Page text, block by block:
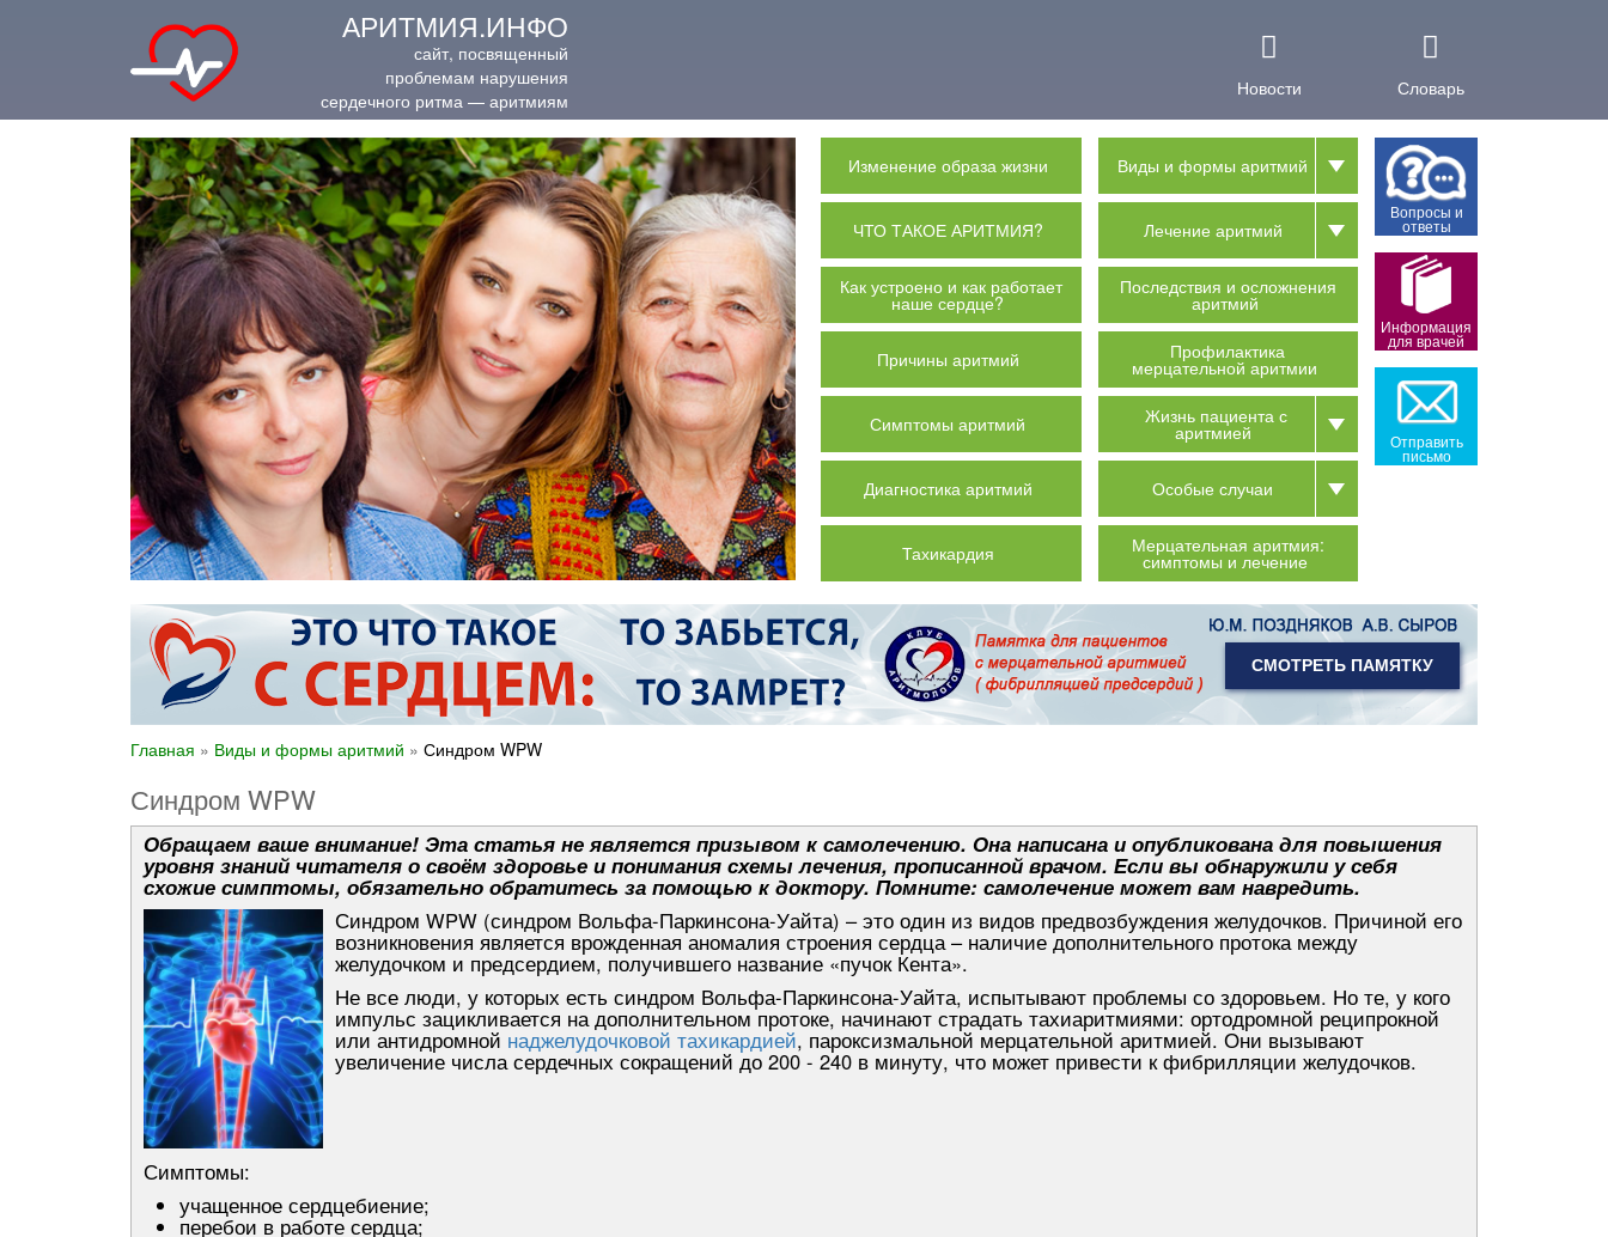
АРИТМИЯ.ИНФО
сайт, посвященный
проблемам нарушения
сердечного ритма — аритмиям
Новости Словарь
Изменение образа жизни
ЧТО ТАКОЕ АРИТМИЯ?
Как устроено и как работает
наше сердце?
Причины аритмий
Симптомы аритмий
Диагностика аритмий
Тахикардия
Виды и формы аритмий
Лечение аритмий
Последствия и осложнения
аритмий
Профилактика
мерцательной аритмии
Жизнь пациента с
аритмией
Особые случаи
Мерцательная аритмия:
симптомы и лечение
Вопросы и
ответы
Информация
для врачей
Отправить
письмо
СМОТРЕТЬ ПАМЯТКУ
Главная » Виды и формы аритмий » Синдром WPW
Синдром WPW
Обращаем ваше внимание! Эта статья не является призывом к самолечению. Она написана и опубликована для повышения
уровня знаний читателя о своём здоровье и понимания схемы лечения, прописанной врачом. Если вы обнаружили у себя
схожие симптомы, обязательно обратитесь за помощью к доктору. Помните: самолечение может вам навредить.
Синдром WPW (синдром Вольфа-Паркинсона-Уайта) – это один из видов предвозбуждения желудочков. Причиной его
возникновения является врожденная аномалия строения сердца – наличие дополнительного протока между
желудочком и предсердием, получившего название «пучок Кента».
Не все люди, у которых есть синдром Вольфа-Паркинсона-Уайта, испытывают проблемы со здоровьем. Но те, у кого
импульс зацикливается на дополнительном протоке, начинают страдать тахиаритмиями: ортодромной реципрокной
или антидромной наджелудочковой тахикардией, пароксизмальной мерцательной аритмией. Они вызывают
увеличение числа сердечных сокращений до 200 - 240 в минуту, что может привести к фибрилляции желудочков.
Симптомы:
учащенное сердцебиение;
перебои в работе сердца;